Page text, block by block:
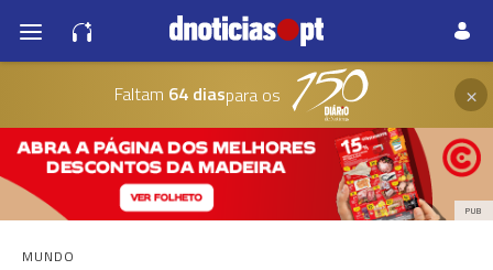
Faltam 64 diaspara os ×
PUB
MUNDO